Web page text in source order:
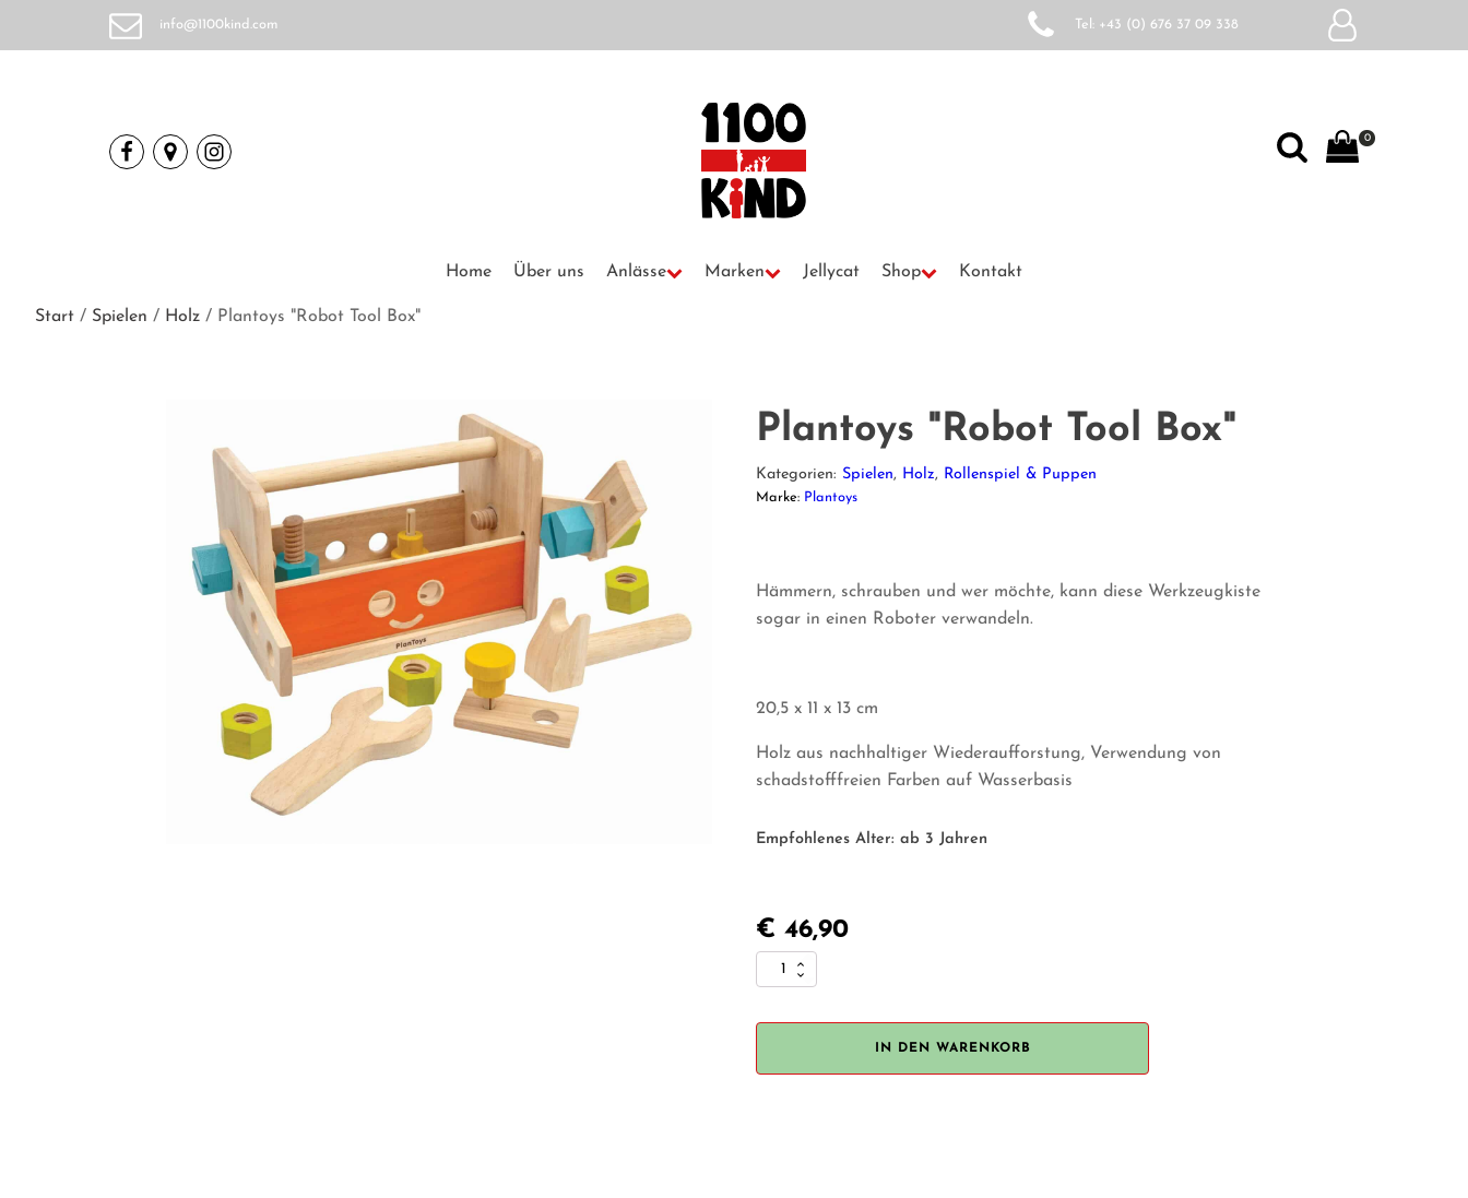
info@1100kind.com Tel: +43 (0) 676 37 09 338
0
Home Über uns Anlässe Marken Jellycat Shop Kontakt
Start / Spielen / Holz / Plantoys "Robot Tool Box"
Plantoys "Robot Tool Box"
Kategorien: Spielen, Holz, Rollenspiel & Puppen
Marke: Plantoys
Hämmern, schrauben und wer möchte, kann diese Werkzeugkiste
sogar in einen Roboter verwandeln.
20,5 x 11 x 13 cm
Holz aus nachhaltiger Wiederaufforstung, Verwendung von
schadstofffreien Farben auf Wasserbasis
Empfohlenes Alter: ab 3 Jahren
€ 46,90
Plantoys
"Robot
IN DEN WARENKORB